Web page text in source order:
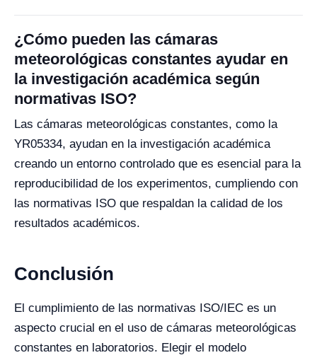
¿Cómo pueden las cámaras
meteorológicas constantes ayudar en
la investigación académica según
normativas ISO?
Las cámaras meteorológicas constantes, como la
YR05334, ayudan en la investigación académica
creando un entorno controlado que es esencial para la
reproducibilidad de los experimentos, cumpliendo con
las normativas ISO que respaldan la calidad de los
resultados académicos.
Conclusión
El cumplimiento de las normativas ISO/IEC es un
aspecto crucial en el uso de cámaras meteorológicas
constantes en laboratorios. Elegir el modelo